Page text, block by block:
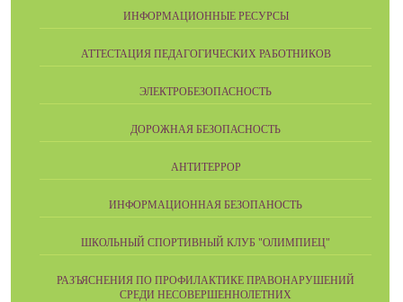
ИНФОРМАЦИОННЫЕ РЕСУРСЫ
АТТЕСТАЦИЯ ПЕДАГОГИЧЕСКИХ РАБОТНИКОВ
ЭЛЕКТРОБЕЗОПАСНОСТЬ
ДОРОЖНАЯ БЕЗОПАСНОСТЬ
АНТИТЕРРОР
ИНФОРМАЦИОННАЯ БЕЗОПАНОСТЬ
ШКОЛЬНЫЙ СПОРТИВНЫЙ КЛУБ "ОЛИМПИЕЦ"
РАЗЪЯСНЕНИЯ ПО ПРОФИЛАКТИКЕ ПРАВОНАРУШЕНИЙ
СРЕДИ НЕСОВЕРШЕННОЛЕТНИХ